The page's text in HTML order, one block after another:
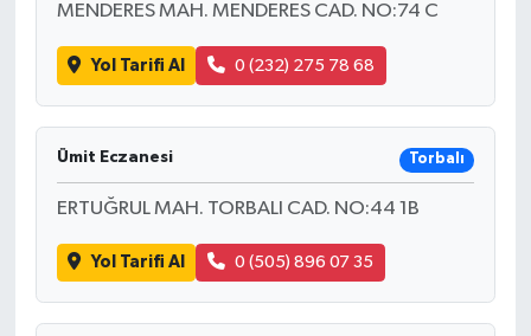
MENDERES MAH. MENDERES CAD. NO:74 C
Yol Tarifi Al 0 (232) 275 78 68
Ümit Eczanesi Torbalı
ERTUĞRUL MAH. TORBALI CAD. NO:44 1B
Yol Tarifi Al 0 (505) 896 07 35